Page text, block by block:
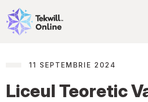
11 SEPTEMBRIE 2024
Liceul Teoretic